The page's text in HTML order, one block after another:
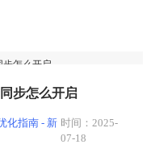
步怎么开启
步怎么开启
化指南 - 新 时间：2025-
07-18